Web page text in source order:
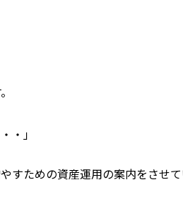
・」
すための資産運用の案内をさせ